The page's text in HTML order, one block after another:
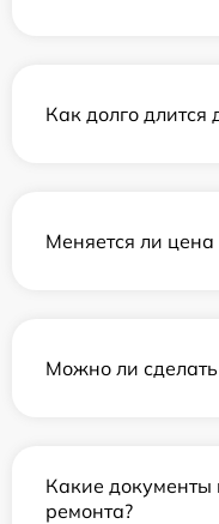
Как долго длится
Меняется ли цена
Можно ли
Какие документы
ремонта?